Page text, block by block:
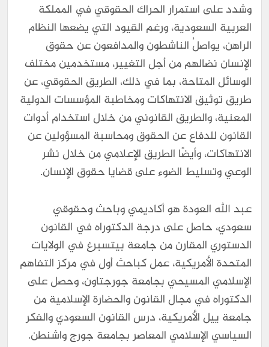
وشدد على استمرار الحراك الحقوقي في المملكة
العربية السعودية، ورغم القيود التي يضعها النظام
الراهن، يواصلُ الناشطون والمدافعون عن حقوق
الإنسان نضالهم من أجل التغيير، مستخدمين مختلف
الوسائل المتاحة، بما في ذلك، الطريق الحقوقي، عن
طريق توثيق الانتهاكات ومخاطبة المؤسسات الدولية
المعنية، والطريق القانوني من خلال استخدام أدوات
القانون للدفاع عن الحقوق ومحاسبة المسؤولين عن
الانتهاكات، وأيضًا الطريق الإعلامي من خلال نشر
الوعي وتسليط الضوء على قضايا حقوق الإنسان.
عبد الله العودة هو أكاديمي وباحث وحقوقي
سعودي، حاصل على درجة الدكتوراه في القانون
الدستوري المقارن من جامعة بيتسبرغ في الولايات
المتحدة الأمريكية، عمل كباحث أول في مركز التفاهم
الإسلامي المسيحي بجامعة جورجتاون، وحصل على
الدكتوراه في مجال القانون والحضارة الإسلامية من
جامعة ييل الأمريكية، درس القانون السعودي والفكر
السياسي الإسلامي المعاصر بجامعة جورج واشنطن.